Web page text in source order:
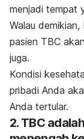
menjadi tempat
Walau
pasien TBC
juga.
Kondisi
pribadi Anda
Anda tertular.
2. TBC